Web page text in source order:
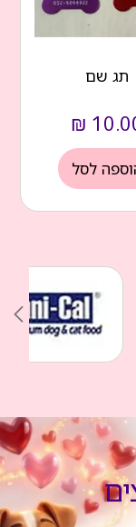
תג שם
₪
לסל